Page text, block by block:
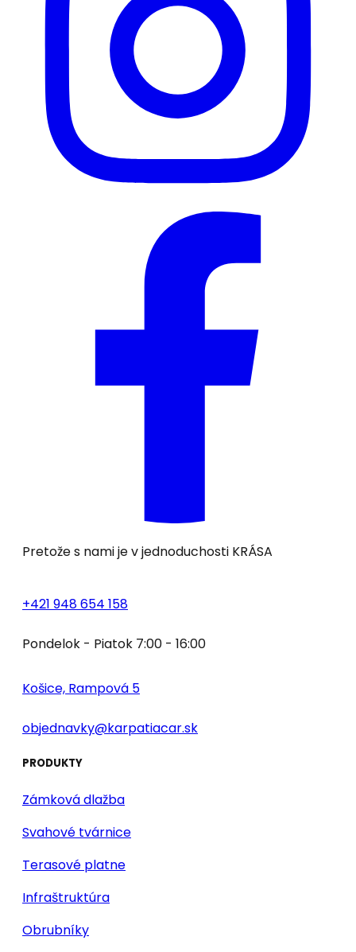
Pretože s nami je v jednoduchosti KRÁSA
+421 948 654 158
Pondelok - Piatok 7:00 - 16:00
Košice, Rampová 5
objednavky@karpatiacar.sk
PRODUKTY
Zámková dlažba
Svahové tvárnice
Terasové platne
Infraštruktúra
Obrubníky